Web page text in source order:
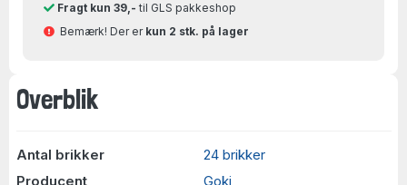
Overblik
Antal brikker
24 brikker
Producent
Goki
Fragt kun 39,- til GLS pakkeshop
Bemærk! Der er kun 2 stk. på lager